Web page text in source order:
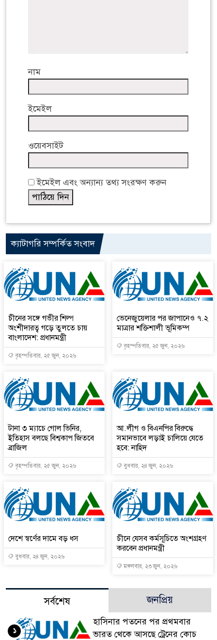
নাম
ইমেইল
ওয়েবসাইট
ইমেইল এবং অন্যান্য তথ্য সংরক্ষণ করুন
ক্যাটাগরি সম্পর্কিত সংবাদ
চীনের সঙ্গে গভীর শিল্প
অংশীদারত্ব গড়ে তুলতে চায়
বাংলাদেশ: প্রধানমন্ত্রী
বৃহস্পতিবার, ২৫ জুন, ২০২৬
ভেনেজুয়েলার পর জাপানেও ৭.২
মাত্রার শক্তিশালী ভূমিকম্প
বৃহস্পতিবার, ২৫ জুন, ২০২৬
টানা ৩ ম্যাচে গোল ভিনির,
ইতিহাস বলছে বিশ্বকাপ জিতবে
ব্রাজিল
বৃহস্পতিবার, ২৫ জুন, ২০২৬
আ.লীগ ও বিএনপির বিরুদ্ধে
সমানভাবে লড়াই চালিয়ে যেতে
হবে: নাহিদ
বুধবার, ২৪ জুন, ২০২৬
দেশে স্বর্ণের দামে বড় ধস
বুধবার, ২৪ জুন, ২০২৬
চীনে যেসব কর্মসূচিতে অংশগ্রহণ
করবেন প্রধানমন্ত্রী
মঙ্গলবার, ২৩ জুন, ২০২৬
সর্বশেষ জনপ্রিয়
হাসিনার পতনের পর প্রথমবার
ভারত থেকে আসছে ট্রেনের কোচ
১